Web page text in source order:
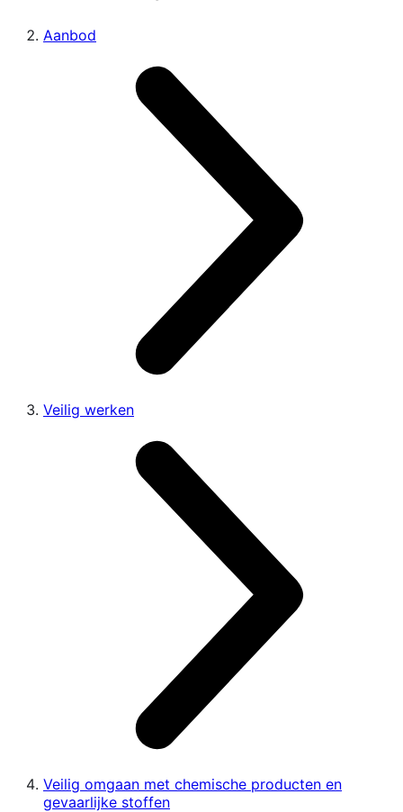
Aanbod
Veilig werken
Veilig omgaan met chemische producten en
gevaarlijke stoffen